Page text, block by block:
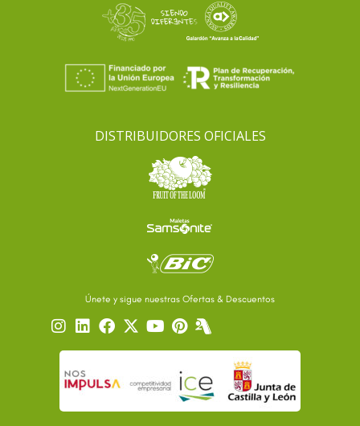
DISTRIBUIDORES OFICIALES
Únete y sigue nuestras Ofertas & Descuentos